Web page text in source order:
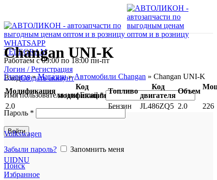
WHATSAPP
TELEGRAM
Работаем с 09:00 по 18:00 пн-пт
Логин / Регистрация
ВходСоздать аккаунт
Имя пользователя или Email*
Пароль *
Войти
Забыли пароль?
Запомнить меня
Поиск
Избранное
Changan UNI-K
Главная»Магазин»Автомобили Changan » Changan UNI-K
Модификация
Код
модификации
Топливо
Код
двигателя
Объем
2.0 Бензин JL486ZQ5 2.0 226
Volkswagen
UIDNU